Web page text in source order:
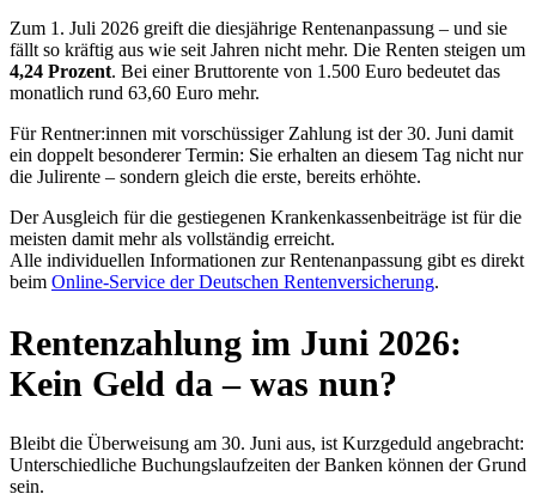
Zum 1. Juli 2026 greift die diesjährige Rentenanpassung – und sie
fällt so kräftig aus wie seit Jahren nicht mehr. Die Renten steigen um
4,24 Prozent. Bei einer Bruttorente von 1.500 Euro bedeutet das
monatlich rund 63,60 Euro mehr.
Für Rentner:innen mit vorschüssiger Zahlung ist der 30. Juni damit
ein doppelt besonderer Termin: Sie erhalten an diesem Tag nicht nur
die Julirente – sondern gleich die erste, bereits erhöhte.
Der Ausgleich für die gestiegenen Krankenkassenbeiträge ist für die
meisten damit mehr als vollständig erreicht.
Alle individuellen Informationen zur Rentenanpassung gibt es direkt
beim Online-Service der Deutschen Rentenversicherung.
Rentenzahlung im Juni 2026:
Kein Geld da – was nun?
Bleibt die Überweisung am 30. Juni aus, ist Kurzgeduld angebracht:
Unterschiedliche Buchungslaufzeiten der Banken können der Grund
sein.